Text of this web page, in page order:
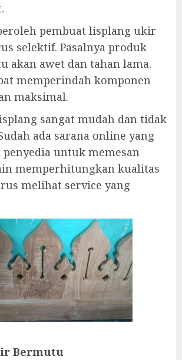
pembuat lisplang ukir
selektif. Pasalnya produk
akan awet dan tahan lama.
memperindah komponen
maksimal.
sangat mudah dan tidak
ada sarana online yang
untuk memesan
memperhitungkan kualitas
melihat service yang
Bermutu